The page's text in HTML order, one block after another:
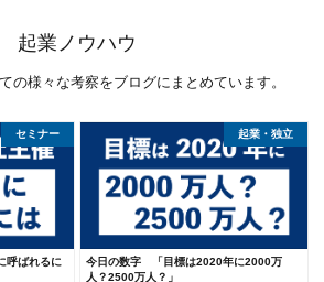
起業ノウハウ
の様々な考察をブログにまとめています。
呼ばれるに
セミナー
今日の数字 「目標は2020年に2000万
人？2500万人？」
起業・独立